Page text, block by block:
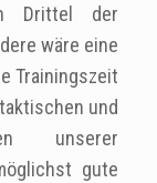
Drittel der
wäre eine
Trainingszeit
und
unserer
gute